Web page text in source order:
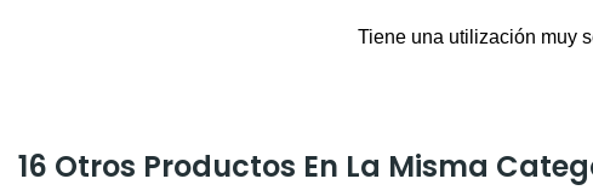
Tiene una utilización muy
16 Otros Productos En La Misma